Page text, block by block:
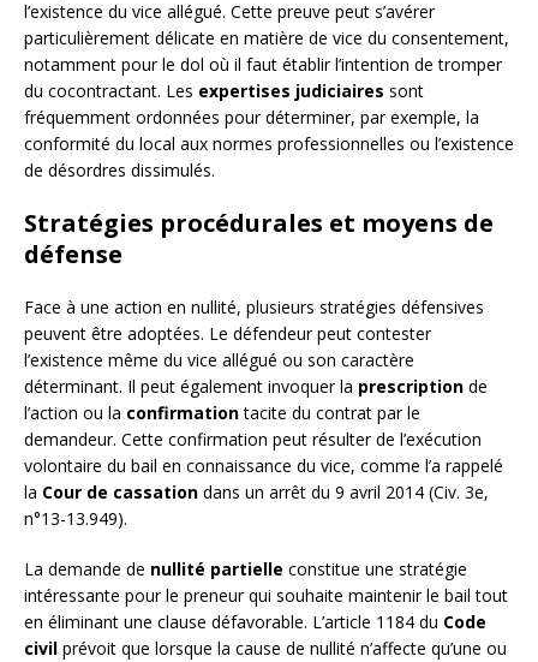
l’existence du vice allégué. Cette preuve peut s’avérer
particulièrement délicate en matière de vice du consentement,
notamment pour le dol où il faut établir l’intention de tromper
du cocontractant. Les expertises judiciaires sont
fréquemment ordonnées pour déterminer, par exemple, la
conformité du local aux normes professionnelles ou l’existence
de désordres dissimulés.
Stratégies procédurales et moyens de
défense
Face à une action en nullité, plusieurs stratégies défensives
peuvent être adoptées. Le défendeur peut contester
l’existence même du vice allégué ou son caractère
déterminant. Il peut également invoquer la prescription de
l’action ou la confirmationtacite du contrat par le
demandeur. Cette confirmation peut résulter de l’exécution
volontaire du bail en connaissance du vice, comme l’a rappelé
la Cour de cassation dans un arrêt du 9 avril 2014 (Civ. 3e,
n°13-13.949).
La demande de nullité partielle constitue une stratégie
intéressante pour le preneur qui souhaite maintenir le bail tout
en éliminant une clause défavorable. L’article 1184 du Code
civil prévoit que lorsque la cause de nullité n’affecte qu’une ou